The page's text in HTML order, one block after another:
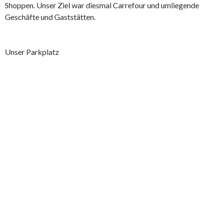
Shoppen. Unser Ziel war diesmal Carrefour und umliegende
Geschäfte und Gaststätten.
Unser Parkplatz